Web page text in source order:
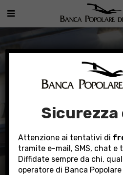
INVESTOR
Attenzione ai tentativi di
tramite e-mail, SMS, chat e
Diffidate sempre da chi,
operatore di Banca